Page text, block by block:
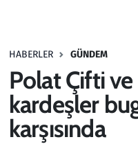
HABERLER GÜNDEM
Polat Çifti
kardeşler
karşısında
Haber
Kültür Sanat
Kurumsal Haberler